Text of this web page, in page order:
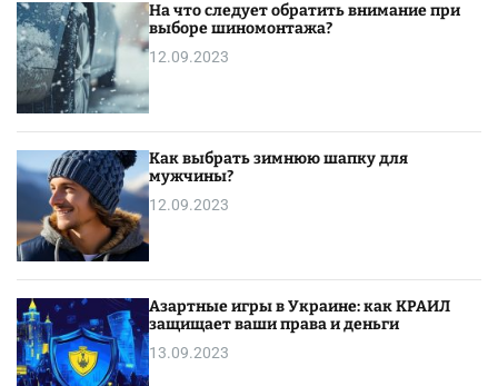
н
о
с
т
д
и
н
н
ю
н
с
На что следует обратить внимание при
выборе шиномонтажа?
12.09.2023
Как выбрать зимнюю шапку для
мужчины?
12.09.2023
Азартные игры в Украине: как КРАИЛ
защищает ваши права и деньги
13.09.2023